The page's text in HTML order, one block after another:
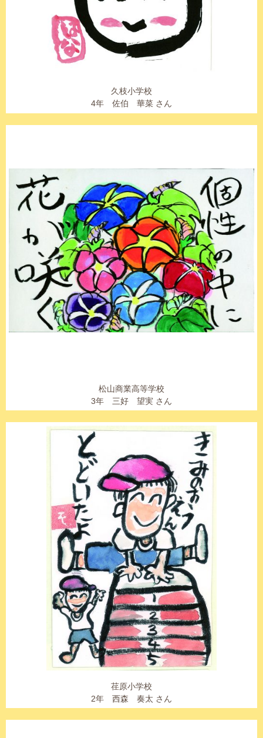
久枝小学校
4年 佐伯 華菜 さん
松山商業高等学校
3年 三好 望実 さん
荏原小学校
2年 西森 奏太 さん